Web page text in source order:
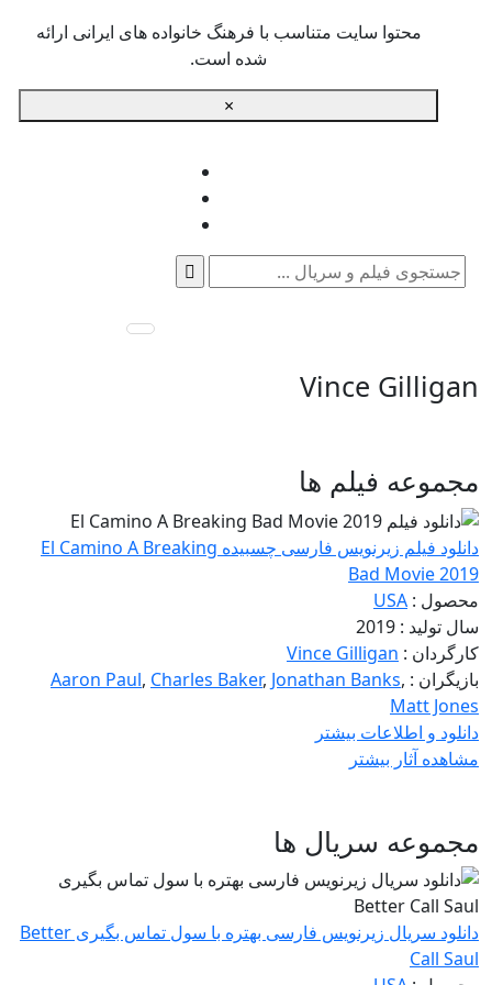
محتوا سایت متناسب با فرهنگ خانواده های ایرانی ارائه
شده است.
×
جستجو
برای:
Vince Gilligan
مجموعه فیلم ها
دانلود فیلم زیرنویس فارسی چسبیده El Camino A Breaking
Bad Movie 2019
محصول : USA
سال تولید : 2019
کارگردان : Vince Gilligan
بازیگران :
Aaron Paul, Charles Baker, Jonathan Banks,
Matt Jones
دانلود و اطلاعات بیشتر
مشاهده آثار بیشتر
مجموعه سریال ها
دانلود سریال زیرنویس فارسی بهتره با سول تماس بگیری Better
Call Saul